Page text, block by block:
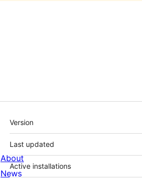
Om
Version
Last updated
Active installations
About
News